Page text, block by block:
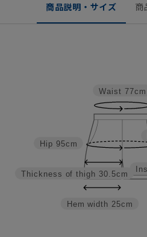
商品説明・サイズ 商
Hem width 25cm
Thickness of thigh 30.5cm
Hip 95cm
Waist 77cm